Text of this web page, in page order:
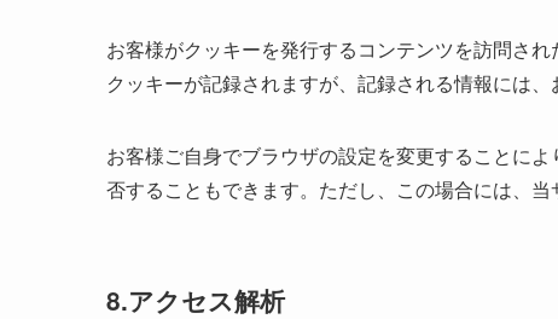
お客様がクッキーを発行するコンテンツを訪問さ
クッキーが記録されますが、記録される情報には
お客様ご自身でブラウザの設定を変更することに
否することもできます。ただし、この場合には、
8.アクセス解析